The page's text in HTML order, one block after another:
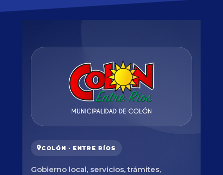
COLÓN · ENTRE RÍOS
Gobierno local, servicios, trámites,